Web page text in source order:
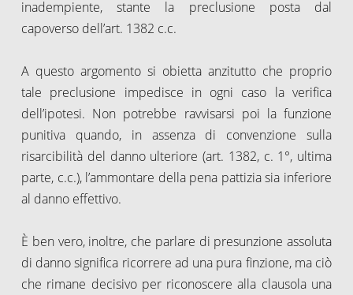
inadempiente, stante la preclusione posta dal
capoverso dell’art. 1382 c.c.
A questo argomento si obietta anzitutto che proprio
tale preclusione impedisce in ogni caso la verifica
dell’ipotesi. Non potrebbe ravvisarsi poi la funzione
punitiva quando, in assenza di convenzione sulla
risarcibilità del danno ulteriore (art. 1382, c. 1°, ultima
parte, c.c.), l’ammontare della pena pattizia sia inferiore
al danno effettivo.
È ben vero, inoltre, che parlare di presunzione assoluta
di danno significa ricorrere ad una pura finzione, ma ciò
che rimane decisivo per riconoscere alla clausola una